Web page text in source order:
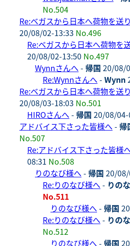
No.504
Re:ベガスから日本へ荷物を送
20/08/02-13:33 No.496
Re:ベガスから日本へ荷物を
20/08/02-13:50 No.497
Wynnさんへ - 帰国 20/08/
Re:Wynnさんへ - Wynn
Re:ベガスから日本へ荷物を送
20/08/03-18:03 No.501
HIROさんへ - 帰国 20/08/04-
アドバイス下さった皆様へ - 帰
No.507
Re:アドバイス下さった皆様
08:31 No.508
りのなび様へ - 帰国 20/
Re:りのなび様へ - りの
No.511
りのなび様へ - 帰国
Re:りのなび様へ - りの
No.512
りのなび様へ - 帰国